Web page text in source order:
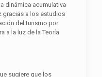
dinámica acumulativa
gracias a los estudios
del turismo por
a la luz de la Teoría
sugiere que los